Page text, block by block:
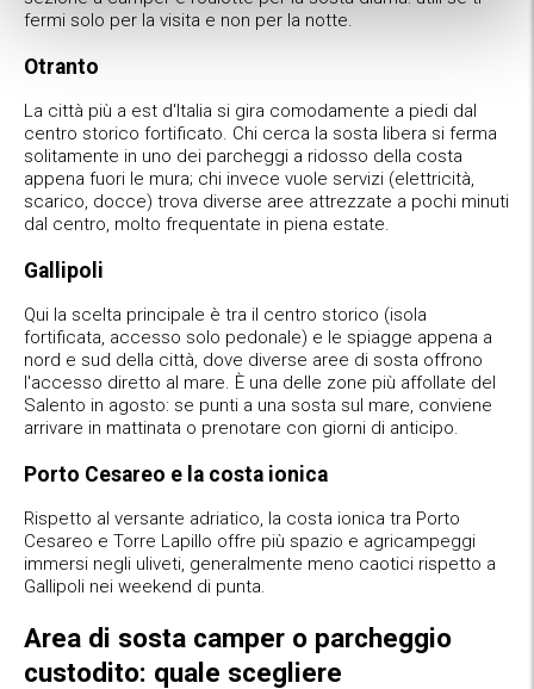
fermi solo per la visita e non per la notte.
Otranto
La città più a est d'Italia si gira comodamente a piedi dal
centro storico fortificato. Chi cerca la sosta libera si ferma
solitamente in uno dei parcheggi a ridosso della costa
appena fuori le mura; chi invece vuole servizi (elettricità,
scarico, docce) trova diverse aree attrezzate a pochi minuti
dal centro, molto frequentate in piena estate.
Gallipoli
Qui la scelta principale è tra il centro storico (isola
fortificata, accesso solo pedonale) e le spiagge appena a
nord e sud della città, dove diverse aree di sosta offrono
l'accesso diretto al mare. È una delle zone più affollate del
Salento in agosto: se punti a una sosta sul mare, conviene
arrivare in mattinata o prenotare con giorni di anticipo.
Porto Cesareo e la costa ionica
Rispetto al versante adriatico, la costa ionica tra Porto
Cesareo e Torre Lapillo offre più spazio e agricampeggi
immersi negli uliveti, generalmente meno caotici rispetto a
Gallipoli nei weekend di punta.
Area di sosta camper o parcheggio
custodito: quale scegliere